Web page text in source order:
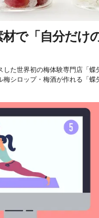
で「自分だけ
した世界初の梅体験専門店「蝶
シロップ・梅酒が作れる「蝶